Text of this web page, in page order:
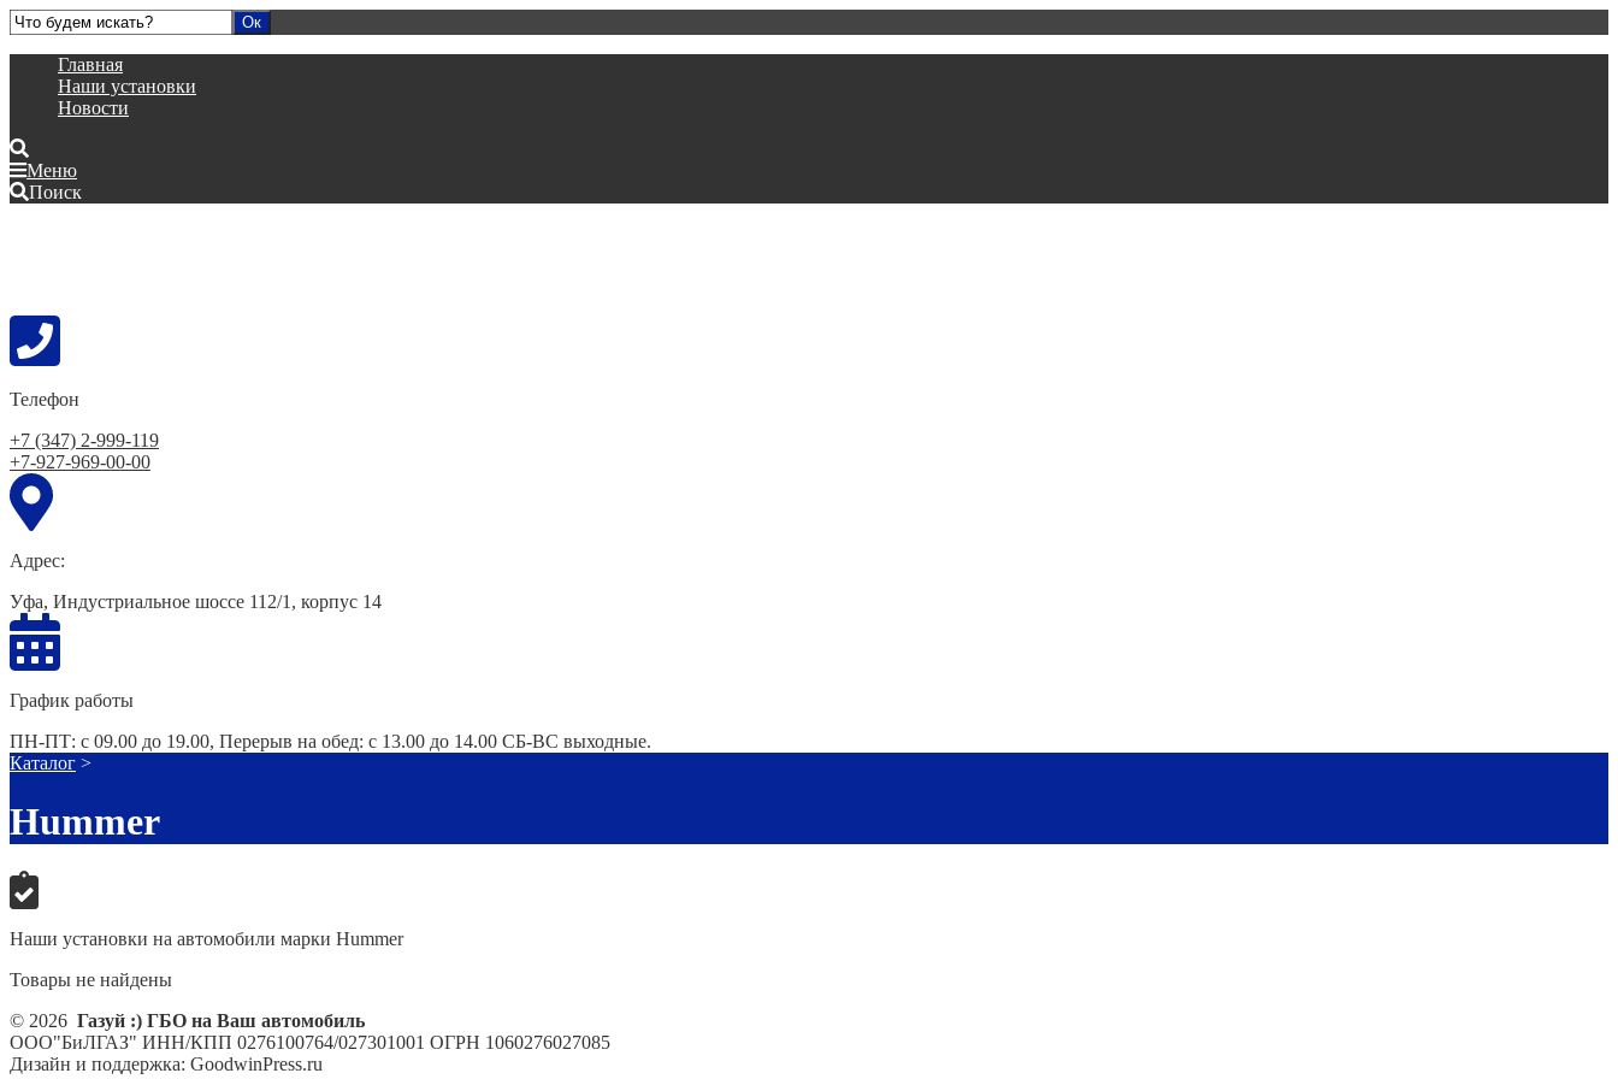
Главная
Наши установки
Новости
Меню
Поиск
Телефон
+7 (347) 2-999-119
+7-927-969-00-00
Адрес:
Уфа, Индустриальное шоссе 112/1, корпус 14
График работы
ПН-ПТ: с 09.00 до 19.00, Перерыв на обед: с 13.00 до 14.00 СБ-ВС выходные.
Каталог >
Hummer
Наши установки на автомобили марки Hummer
Товары не найдены
© 2026 Газуй :) ГБО на Ваш автомобиль
ООО"БиЛГАЗ" ИНН/КПП 0276100764/027301001 ОГРН 1060276027085
Дизайн и поддержка: GoodwinPress.ru